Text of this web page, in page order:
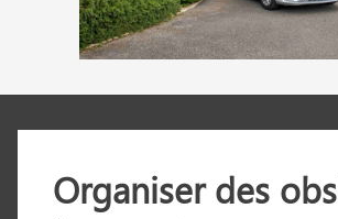
Organiser des